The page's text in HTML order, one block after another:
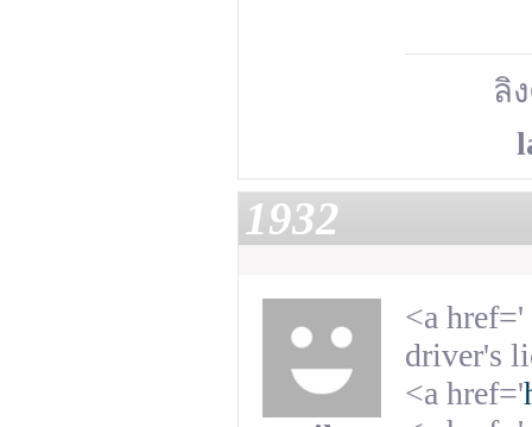
ลิ
1932
<a href='
driver's
<a href='